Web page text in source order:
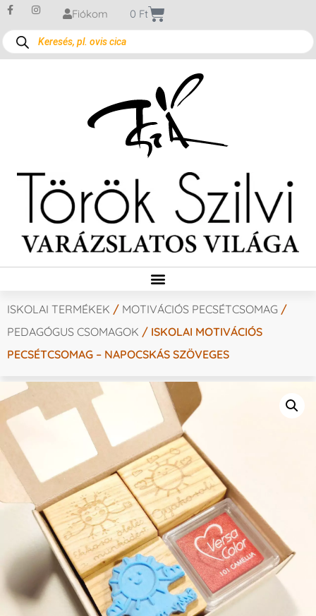
Fiókom 0 Ft
ISKOLAI TERMÉKEK / MOTIVÁCIÓS PECSÉTCSOMAG /
PEDAGÓGUS CSOMAGOK / ISKOLAI MOTIVÁCIÓS
PECSÉTCSOMAG – NAPOCSKÁS SZÖVEGES